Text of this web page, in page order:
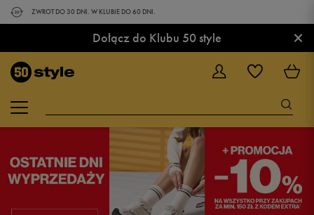
ZWROT DO 30 DNI. W KLUBIE DO 60 DNI.
Dołącz do Klubu 50 style ×